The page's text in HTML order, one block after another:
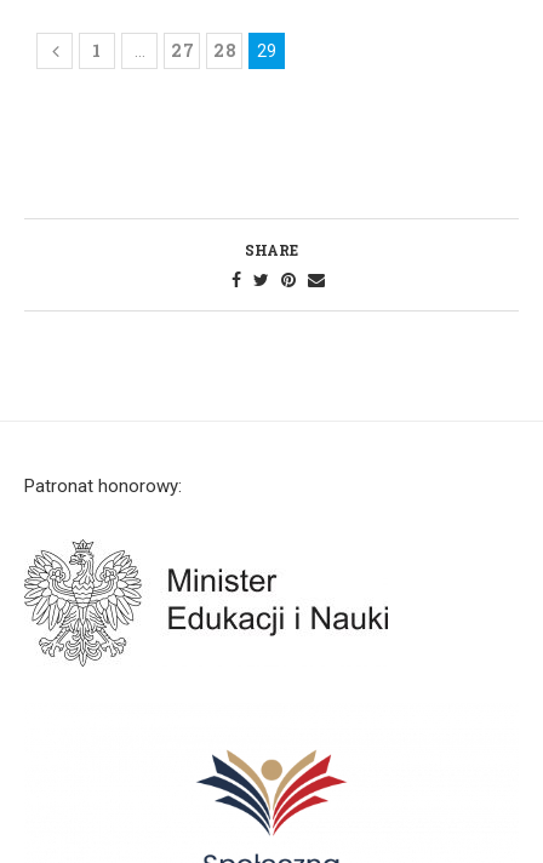
1 27 28 29
SHARE
Patronat honorowy: